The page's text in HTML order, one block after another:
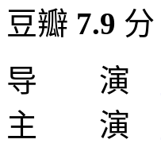
豆瓣 7.9 分
导 演
主 演